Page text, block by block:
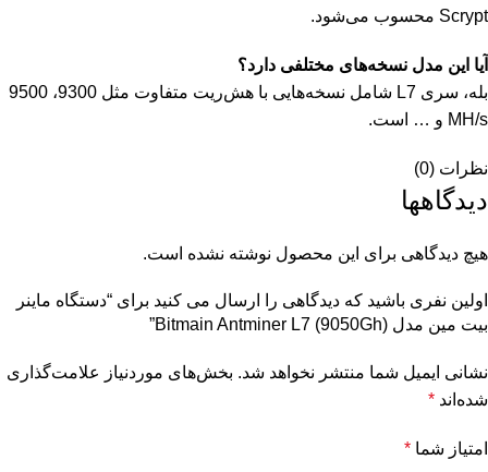
Scrypt محسوب می‌شود.
آیا این مدل نسخه‌های مختلفی دارد؟
بله، سری L7 شامل نسخه‌هایی با هش‌ریت متفاوت مثل 9300، 9500
MH/s و … است.
نظرات (0)
دیدگاهها
هیچ دیدگاهی برای این محصول نوشته نشده است.
اولین نفری باشید که دیدگاهی را ارسال می کنید برای “دستگاه ماینر
بیت مین مدل Bitmain Antminer L7 (9050Gh)”
نشانی ایمیل شما منتشر نخواهد شد. بخش‌های موردنیاز علامت‌گذاری
شده‌اند *
امتیاز شما *